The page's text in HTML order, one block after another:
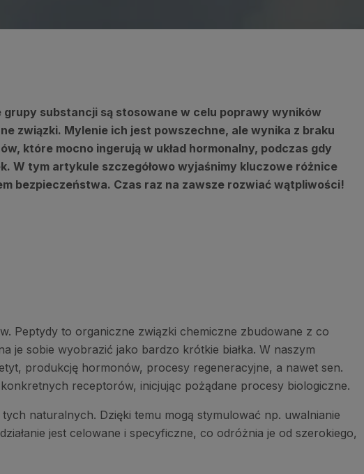
substancji są stosowane w celu poprawy wyników
związki. Mylenie ich jest powszechne, ale wynika z braku
które mocno ingerują w układ hormonalny, podczas gdy
W tym artykule szczegółowo wyjaśnimy kluczowe różnice
bezpieczeństwa. Czas raz na zawsze rozwiać wątpliwości!
Peptydy to organiczne związki chemiczne zbudowane z co
je sobie wyobrazić jako bardzo krótkie białka. W naszym
produkcję hormonów, procesy regeneracyjne, a nawet sen.
receptorów, inicjując pożądane procesy biologiczne.
naturalnych. Dzięki temu mogą stymulować np. uwalnianie
jest celowane i specyficzne, co odróżnia je od szerokiego,